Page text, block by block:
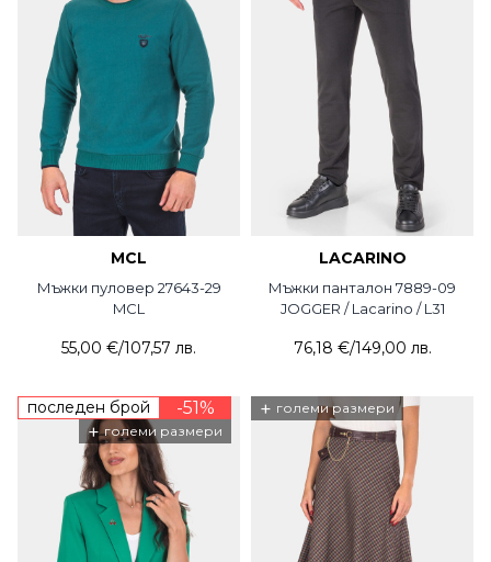
MCL
Мъжки пуловер 27643-29
MCL
55,00 €/107,57 лв.
LACARINO
Мъжки панталон 7889-09
JOGGER / Lacarino / L31
76,18 €/149,00 лв.
последен брой -51%
+ големи размери
+ големи размери